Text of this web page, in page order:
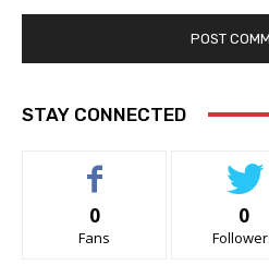
STAY CONNECTED
0
Fans
0